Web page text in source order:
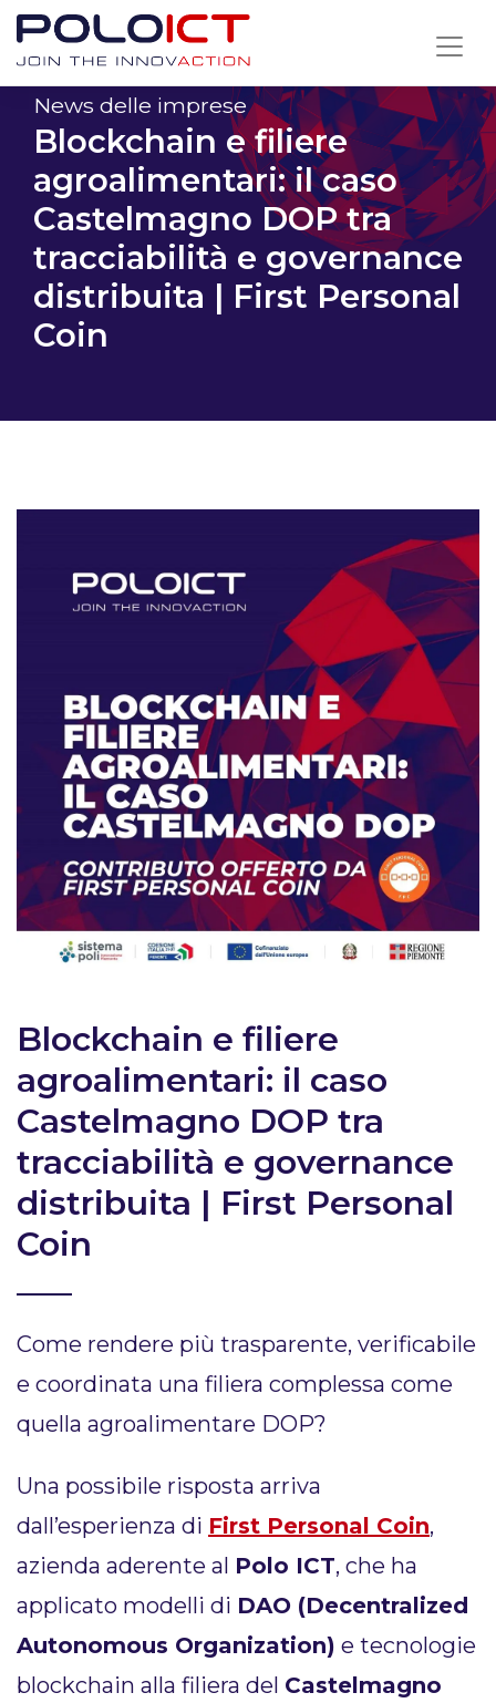
Skip
contentNews delle imprese
Blockchain e filiere
agroalimentari: il caso
Castelmagno DOP tra
tracciabilità e governance
distribuita | First Personal
Coin
Blockchain e filiere
agroalimentari: il caso
Castelmagno DOP tra
tracciabilità e governance
distribuita | First Personal
Coin
Come rendere più trasparente, verificabile
e coordinata una filiera complessa come
quella agroalimentare DOP?
Una possibile risposta arriva
dall’esperienza di First Personal Coin,
azienda aderente al Polo ICT, che ha
applicato modelli di DAO (Decentralized
Autonomous Organization) e tecnologie
blockchain alla filiera del Castelmagno